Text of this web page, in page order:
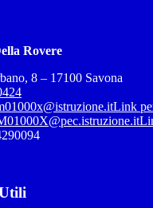
Rovere
8 – 17100 Savona
Link